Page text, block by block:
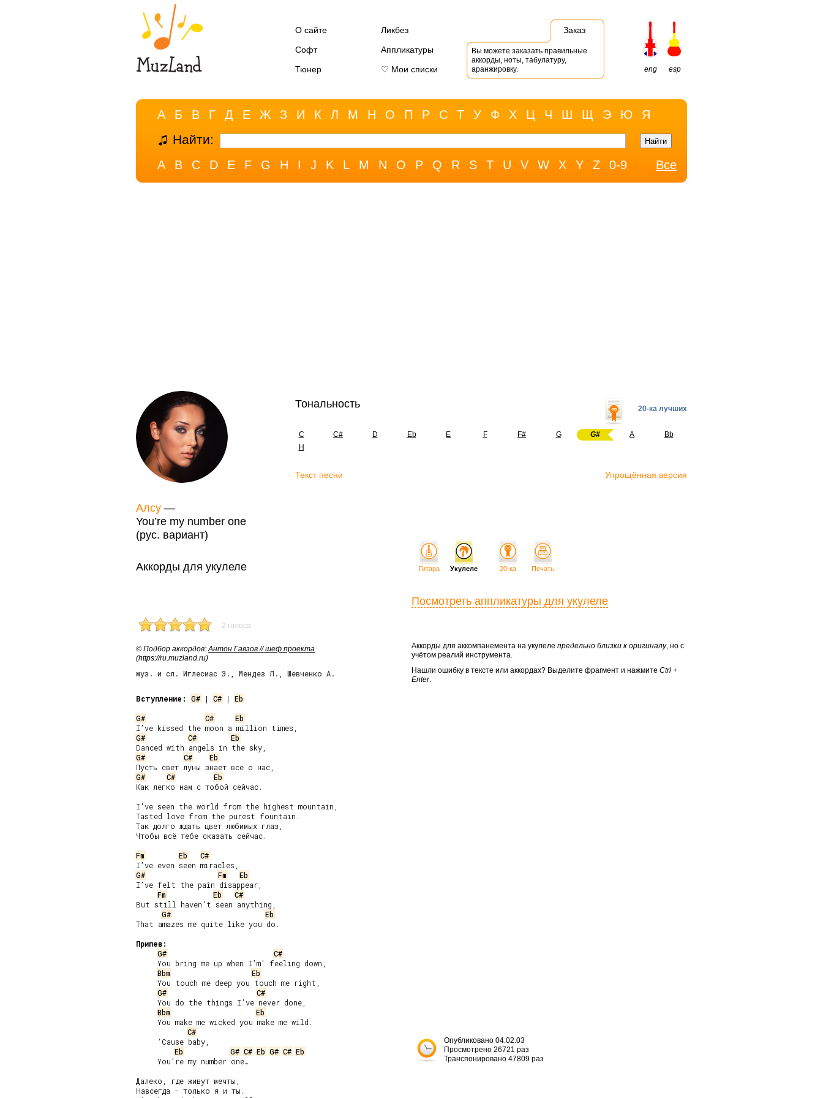
О сайте
Ликбез
Софт
Аппликатуры
Тюнер
♡ Мои списки
Заказ
Вы можете заказать правильные
аккорды, ноты, табулатуру,
аранжировку.
eng esp
А Б В Г Д Е Ж З И К Л М Н О П Р С Т У Ф Х Ц Ч Ш Щ Э Ю Я
Найти:
A B C D E F G H I J K L M N O P Q R S T U V W X Y Z 0-9 Все
Алсу —
You’re my number one
(рус. вариант)
Тональность 20-ка лучших
C C# D Eb E F F# G G# A
Bb
H
Текст песни Упрощённая версия
Аккорды для укулеле
2 голоса
© Подбор аккордов:Антон Гавзов // шеф проекта
(https://ru.muzland.ru)
муз. и сл. Иглесиас Э., Мендез Л., Шевченко А.
Вступление: G# | C# | Eb
G#
C#
Eb
G#
C#
Eb
G#
C#
Eb
G#
C#
Eb
Как легко нам с тобой сейчас.
I've seen the world from the highest mountain,
Tasted love from the purest fountain.
Так долго ждать цвет любимых глаз,
Чтобы всё тебе сказать сейчас.
Fm
Eb
C#
G#
Fm
Eb
I’ve felt the pain disappear,
Fm
Eb
C#
But still haven’t seen anything,
G#
Eb
That amazes me quite like you do.
Припев:
G#
C#
     You bring me up when I’m’ feeling down,
Bbm
Eb
     You touch me deep you touch me right,
G#
C#
     You do the things I’ve never done,
Bbm
Eb
     You make me wicked you make me wild.
C#
     ‘Cause baby,
Eb
G# C# Eb G# C# Eb
     You’re my number one…
Далеко, где живут мечты,
Навсегда - только я и ты.
Гитара Укулеле 20-ка Печать
Посмотреть аппликатуры для укулеле
Аккорды для аккомпанемента на укулеле предельно близки к оригиналу, но с
учётом реалий инструмента.
Нашли ошибку в тексте или аккордах? Выделите фрагмент и нажмите Ctrl +
Enter.
Опубликовано 04.02.03
Просмотрено 26721 раз
Транспонировано 47809 раз